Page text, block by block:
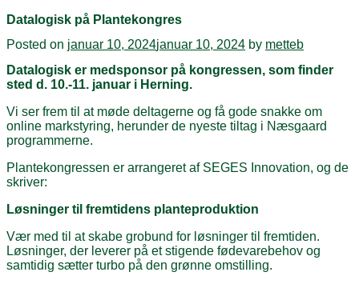
Datalogisk på Plantekongres
Posted on januar 10, 2024januar 10, 2024 by metteb
Datalogisk er medsponsor på kongressen, som finder
sted d. 10.-11. januar i Herning.
Vi ser frem til at møde deltagerne og få gode snakke om
online markstyring, herunder de nyeste tiltag i Næsgaard
programmerne.
Plantekongressen er arrangeret af SEGES Innovation, og de
skriver:
Løsninger til fremtidens planteproduktion
Vær med til at skabe grobund for løsninger til fremtiden.
Løsninger, der leverer på et stigende fødevarebehov og
samtidig sætter turbo på den grønne omstilling.